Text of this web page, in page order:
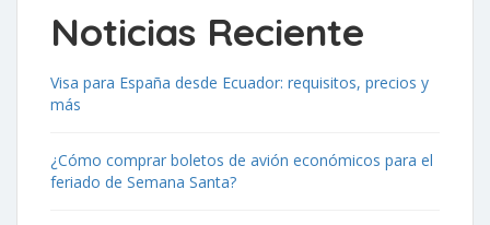
Noticias Reciente
Visa para España desde Ecuador: requisitos, precios y
más
¿Cómo comprar boletos de avión económicos para el
feriado de Semana Santa?